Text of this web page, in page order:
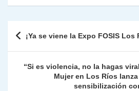
s
p
gr
m
e
o
k
er e
n
nt
ie
n
m
ar
tir
Navegación
entradas
¡Ya se viene la Expo FOSIS Los
“Si es violencia, no la hagas
Mujer en Los Ríos
sensibilización